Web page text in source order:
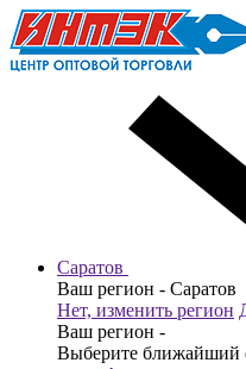
Саратов
Ваш регион - Саратов
Нет, изменить регион
Ваш регион -
Выберите ближайший